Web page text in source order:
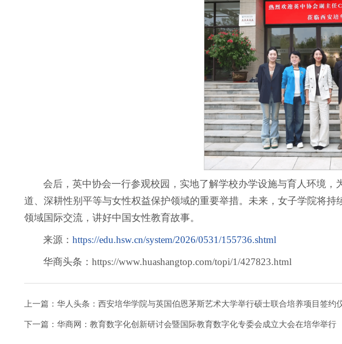
会后，英中协会一行参观校园，实地了解学校办学设施与育人环境
道、深耕性别平等与女性权益保护领域的重要举措。未来，女子学院将
领域国际交流，讲好中国女性教育故事。
来源：https://edu.hsw.cn/system/2026/0531/155736.shtml
华商头条：https://www.huashangtop.com/topi/1/427823.html
上一篇： 华人头条：西安培华学院与英国伯恩茅斯艺术大学举行硕士联合培养项目签约
下一篇： 华商网：教育数字化创新研讨会暨国际教育数字化专委会成立大会在培华举行